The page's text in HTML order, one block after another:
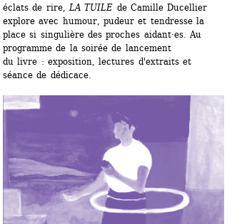
éclats de rire, LA TUILE de Camille Ducellier
explore avec humour, pudeur et tendresse la
place si singulière des proches aidant·es. Au
programme de la soirée de lancement
du livre : exposition, lectures d'extraits et
séance de dédicace.